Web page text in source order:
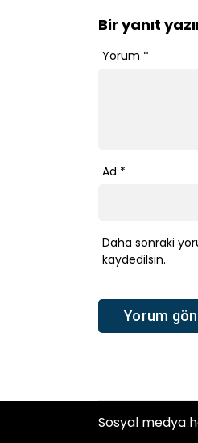
Bir yanıt
Yorum *
Ad *
Daha sonraki
kaydedilsin.
Sosyal medya